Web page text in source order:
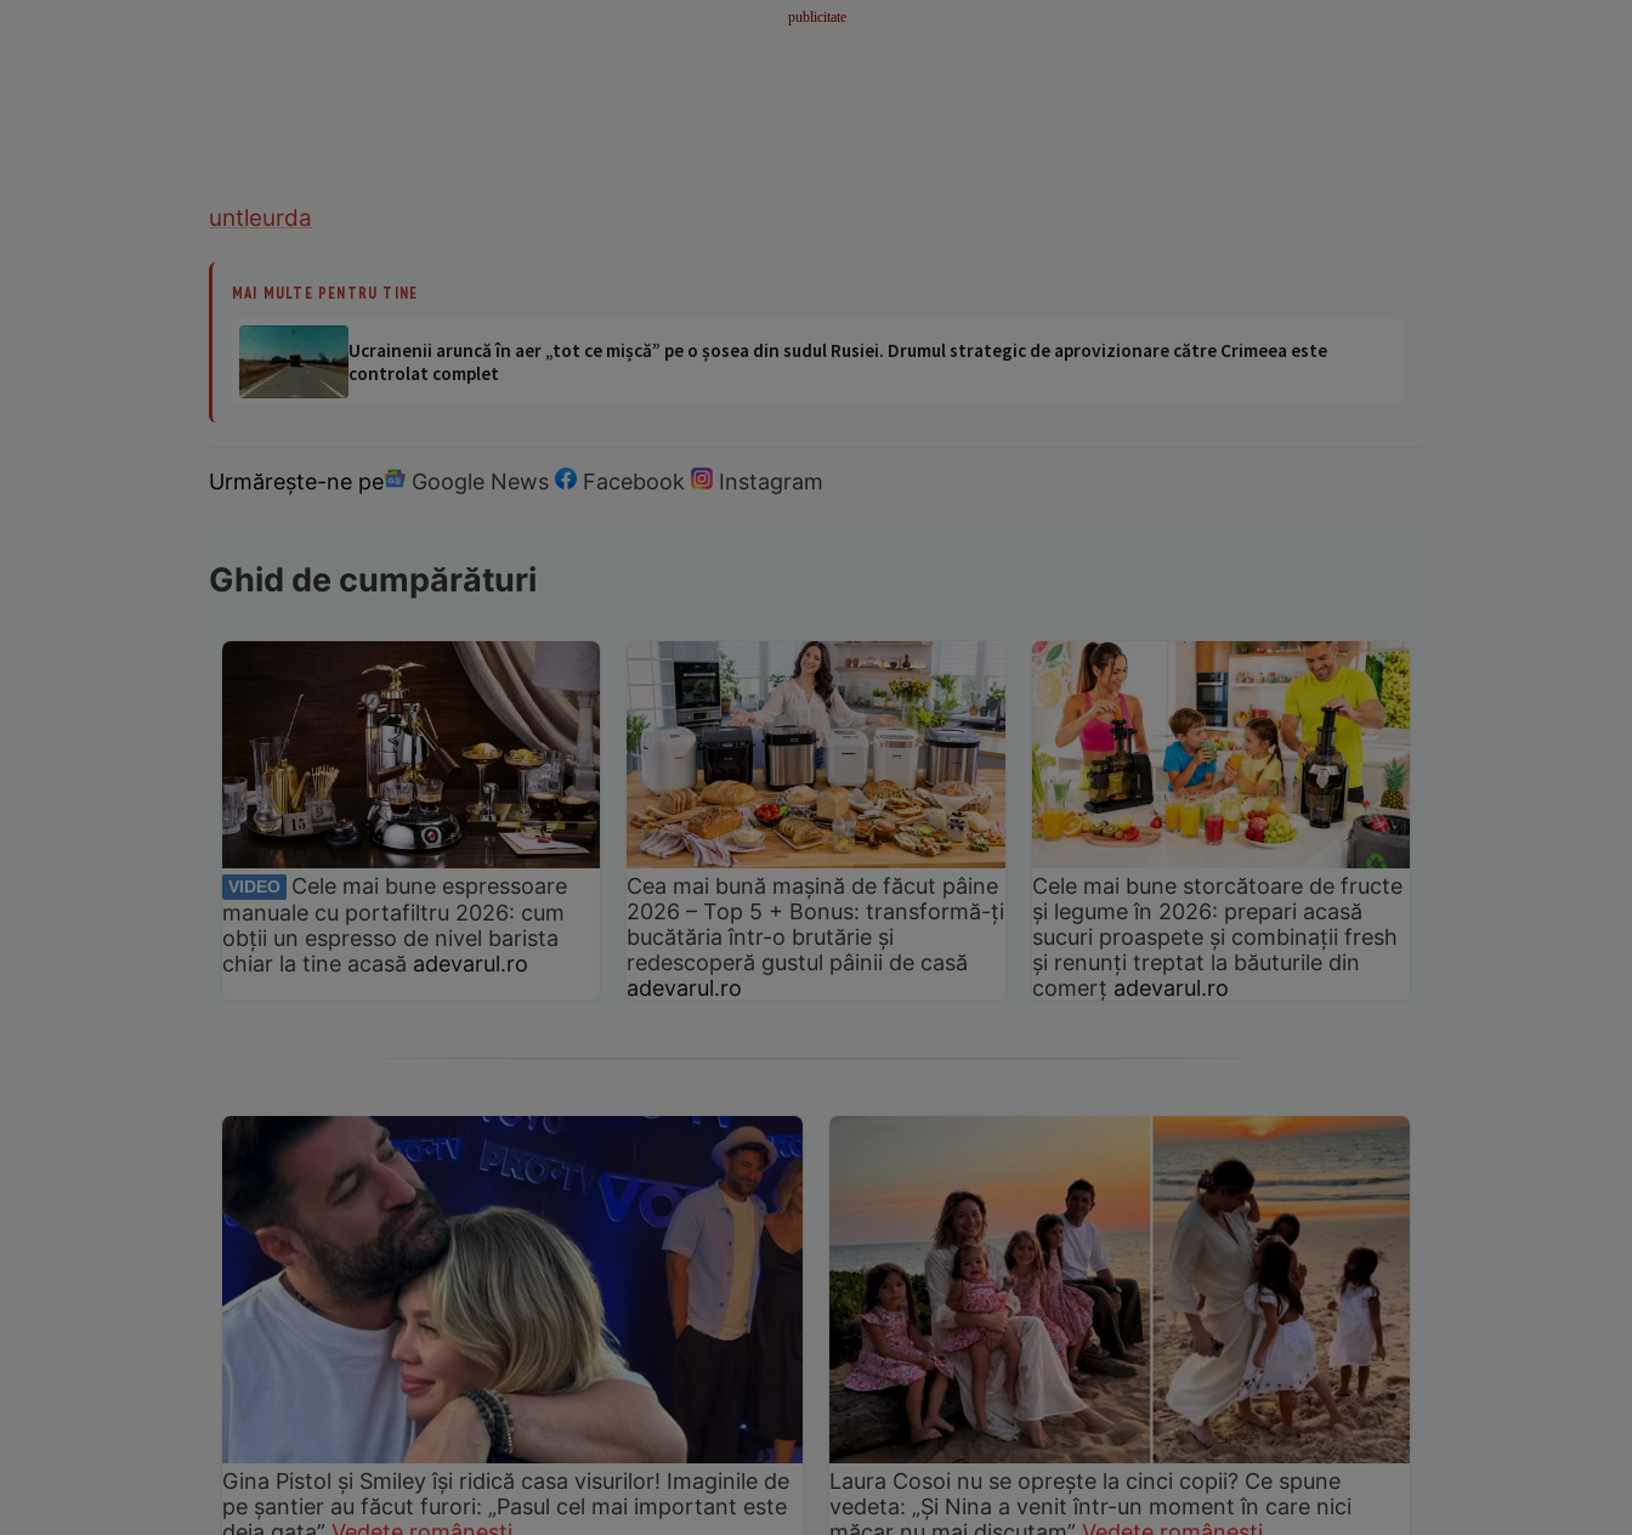
untleurda
MAI MULTE PENTRU TINE
Ucrainenii aruncă în aer „tot ce mișcă” pe o șosea din sudul Rusiei. Drumul strategic de aprovizionare către Crimeea este
controlat complet
Urmărește-ne pe Google News Facebook Instagram
Ghid de cumpărături
VIDEO
Cele mai bune espressoare
manuale cu portafiltru 2026: cum
obții un espresso de nivel barista
chiar la tine acasă adevarul.ro
Cea mai bună mașină de făcut pâine
2026 – Top 5 + Bonus: transformă-ți
bucătăria într-o brutărie și
redescoperă gustul pâinii de casă
adevarul.ro
Cele mai bune storcătoare de fructe
și legume în 2026: prepari acasă
sucuri proaspete și combinații fresh
și renunți treptat la băuturile din
comerț adevarul.ro
Gina Pistol și Smiley își ridică casa visurilor! Imaginile de
pe șantier au făcut furori: „Pasul cel mai important este
Laura Cosoi nu se oprește la cinci copii? Ce spune
vedeta: „Și Nina a venit într-un moment în care nici